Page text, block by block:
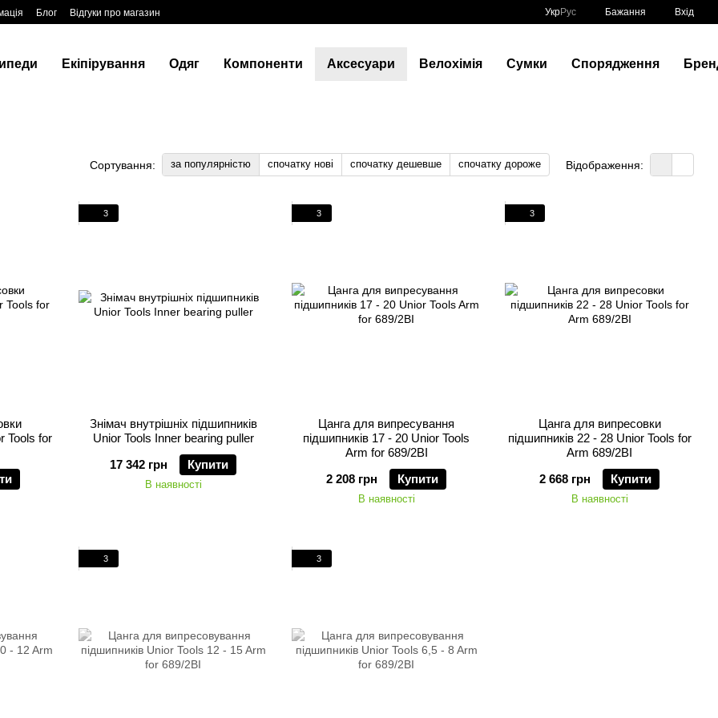
Блог Відгуки про магазин УкрРус Бажання Вхід
Екіпірування Одяг Компоненти Аксесуари Велохімія Сумки Спорядження
Сортування: за популярністю спочатку нові спочатку дешевше спочатку дороже Відображення:
Tools for
3
Знімач внутрішніх підшипників
Unior Tools Inner bearing puller
17 342 грн
Купити
В наявності
3
Цанга для випресування
підшипників 17 - 20 Unior Tools
Arm for 689/2BI
2 208 грн
Купити
В наявності
3
Цанга для випресовки
підшипників 22 - 28 Unior Tools for
Arm 689/2BI
2 668 грн
Купити
В наявності
3 3